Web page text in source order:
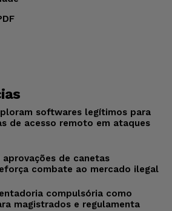
softwares legítimos para
de acesso remoto em ataques
aprovações de canetas
combate ao mercado ilegal
compulsória como
magistrados e regulamenta